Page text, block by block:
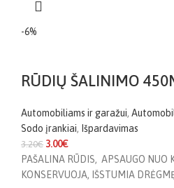
-6%
RŪDIŲ ŠALINIMO
Automobiliams ir garažui,
Sodo įrankiai, Išpardavimas
3.20€ 3.00€
PAŠALINA RŪDIS, APSAUGO NUO
KONSERVUOJA, IŠSTUMIA